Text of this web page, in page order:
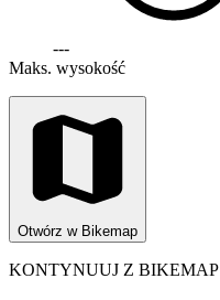
---
Maks. wysokość
Otwórz w Bikemap
KONTYNUUJ Z BIKEMAP